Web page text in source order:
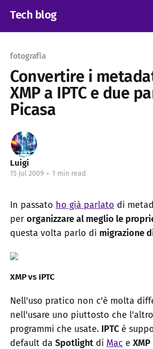
Tech blog
fotografia
Convertire i
XMP a IPTC e due
Picasa
Luigi
15 Jul 2009 • 1 min read
In passato ho già parlato di
per organizzare al meglio le
questa volta parlo di migrazione
XMP vs IPTC
Nell'uso pratico non c'è molta
nell'usare uno piuttosto che
programmi che usate. IPTC è
default da Spotlight di Mac e XMP